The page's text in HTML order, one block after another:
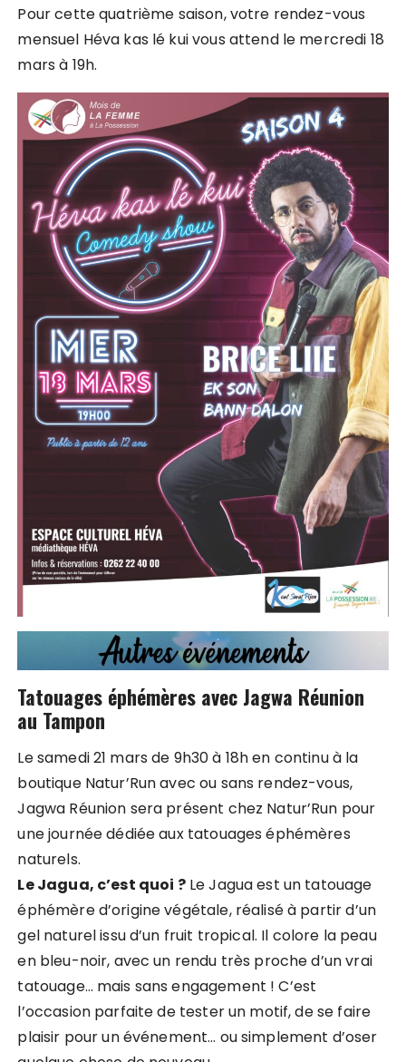
Pour cette quatrième saison, votre rendez-vous
mensuel Héva kas lé kui vous attend le mercredi 18
mars à 19h.
Tatouages éphémères avec Jagwa Réunion
au Tampon
Le samedi 21 mars de 9h30 à 18h en continu à la
boutique Natur’Run avec ou sans rendez-vous,
Jagwa Réunion sera présent chez Natur’Run pour
une journée dédiée aux tatouages éphémères
naturels.
Le Jagua, c’est quoi ?Le Jagua est un tatouage
éphémère d’origine végétale, réalisé à partir d’un
gel naturel issu d’un fruit tropical. Il colore la peau
en bleu-noir, avec un rendu très proche d’un vrai
tatouage… mais sans engagement ! C’est
l’occasion parfaite de tester un motif, de se faire
plaisir pour un événement… ou simplement d’oser